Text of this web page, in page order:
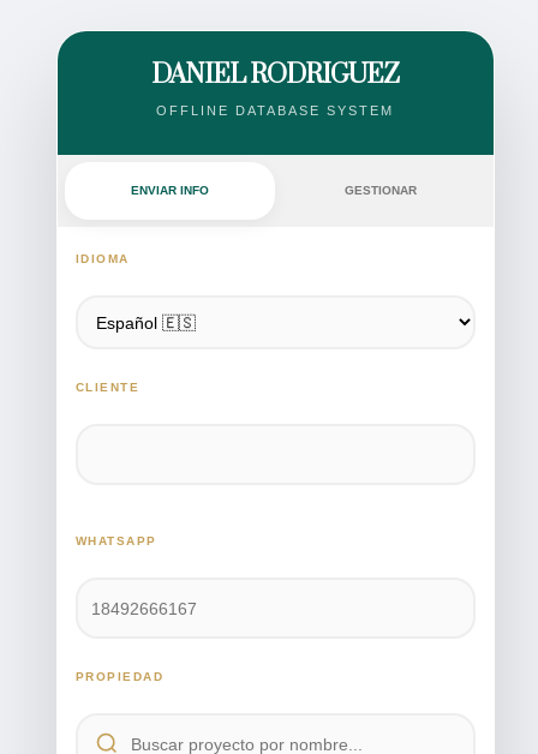
DANIEL RODRIGUEZ
OFFLINE DATABASE SYSTEM
ENVIAR INFO GESTIONAR
IDIOMA
CLIENTE
WHATSAPP
PROPIEDAD